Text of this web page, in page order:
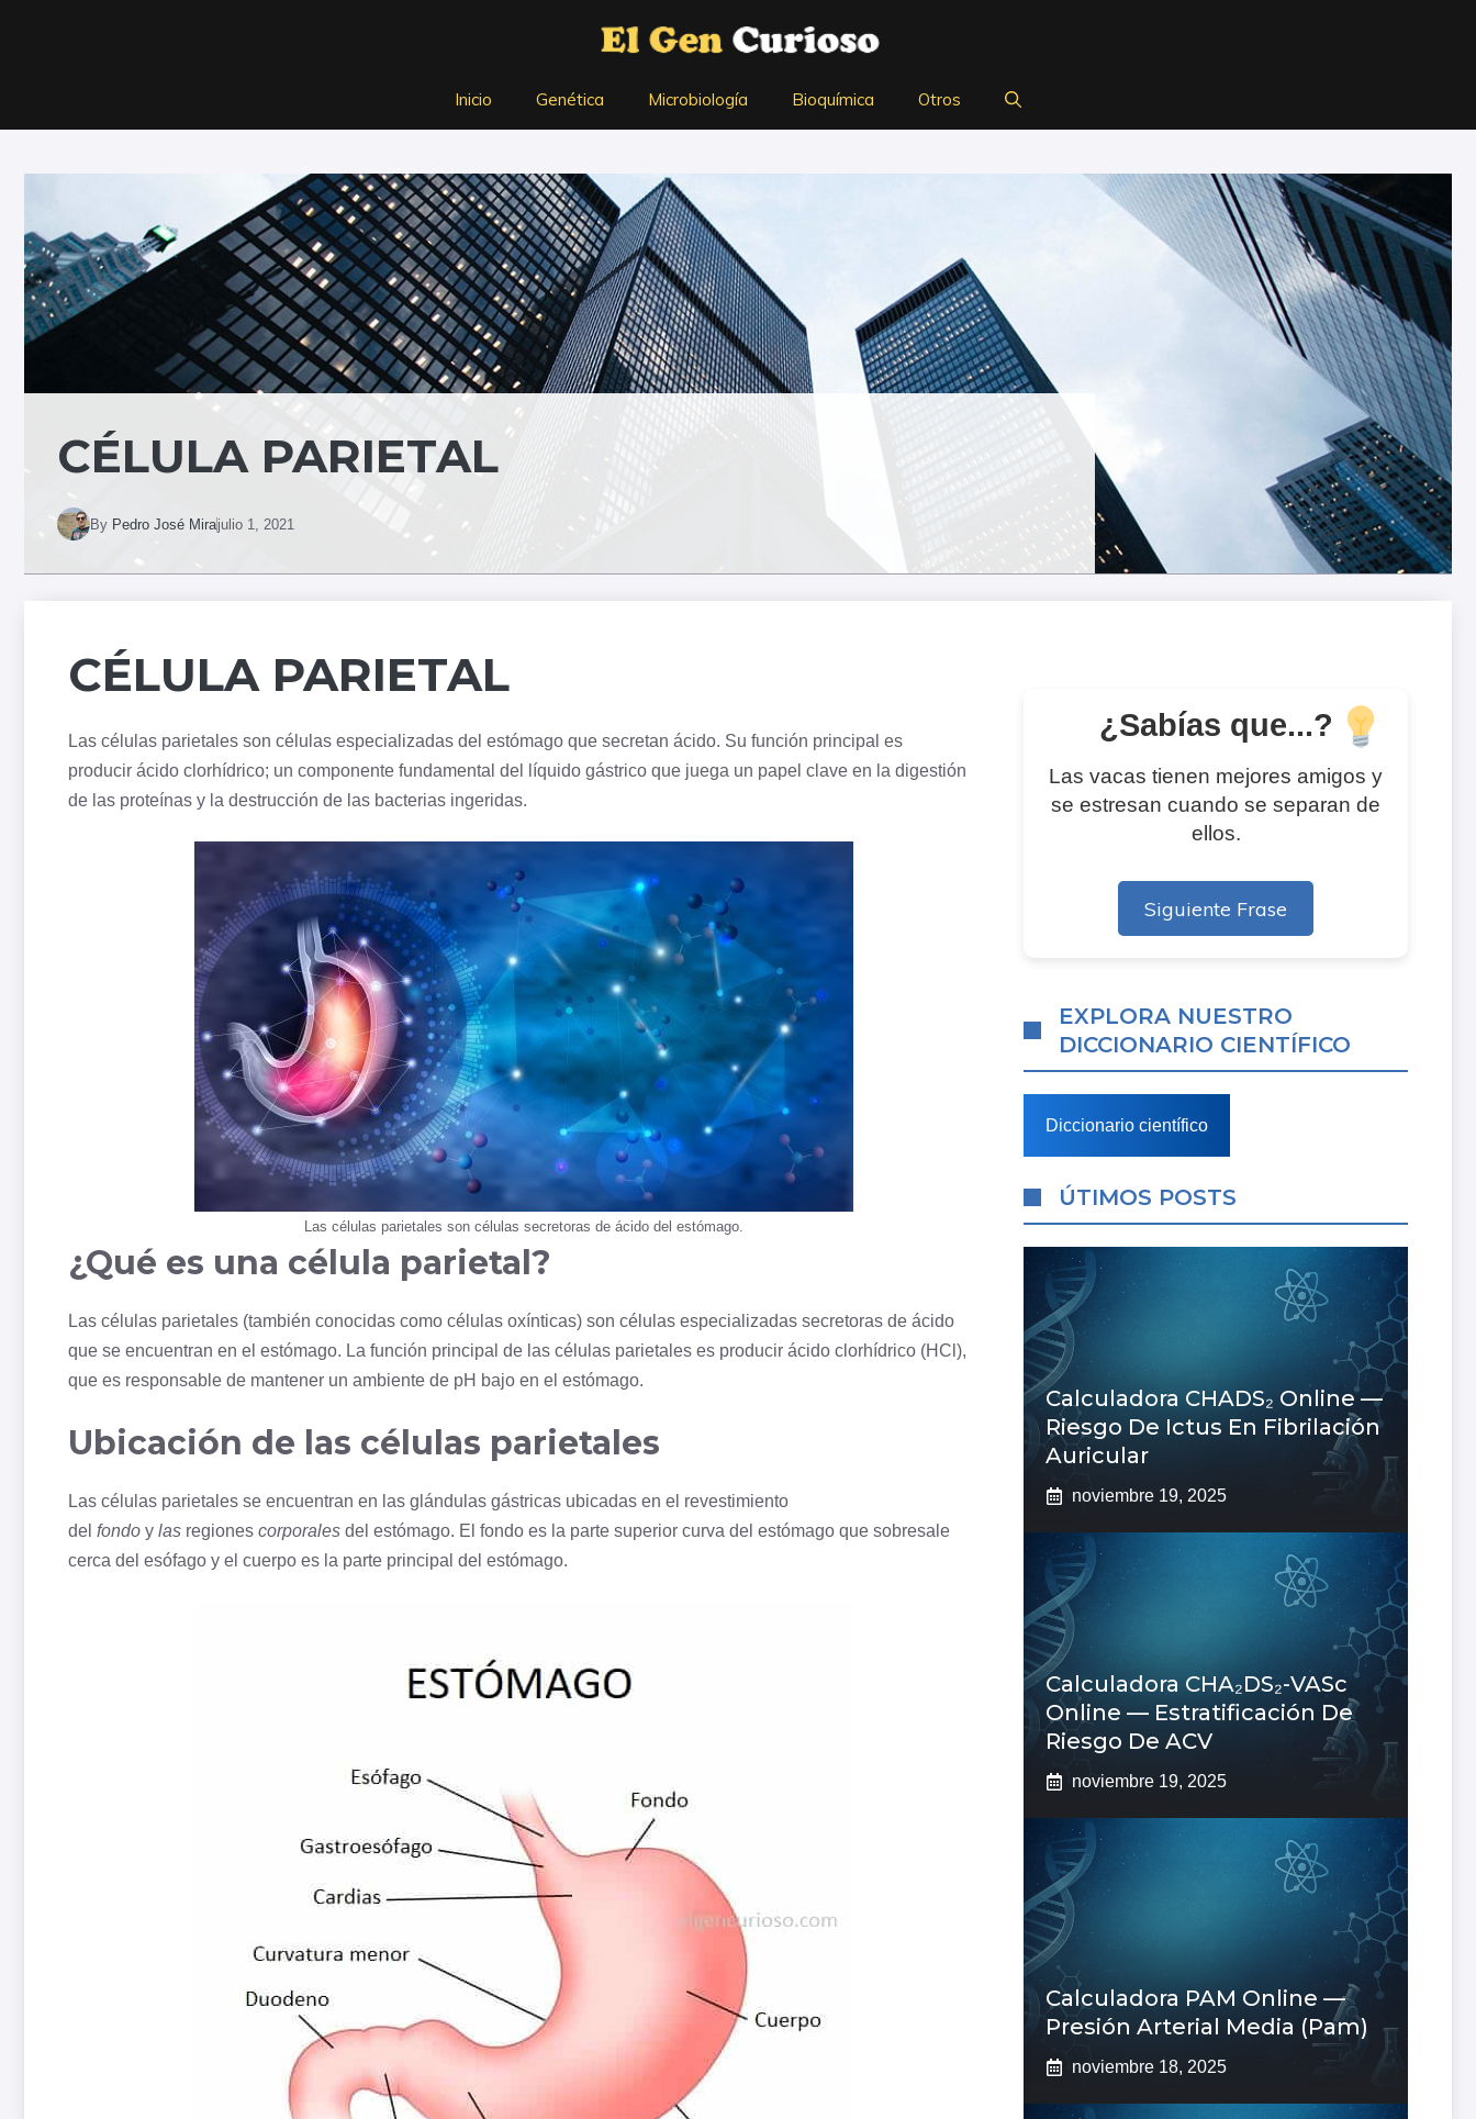
Inicio Genética Microbiología Bioquímica Otros
CÉLULA PARIETAL
By Pedro José Mirajulio 1, 2021
CÉLULA PARIETAL
Las células parietales son células especializadas del estómago que secretan ácido. Su función principal es
producir ácido clorhídrico; un componente fundamental del líquido gástrico que juega un papel clave en la digestión
de las proteínas y la destrucción de las bacterias ingeridas.
Las células parietales son células secretoras de ácido del estómago.
¿Qué es una célula parietal?
Las células parietales (también conocidas como células oxínticas) son células especializadas secretoras de ácido
que se encuentran en el estómago. La función principal de las células parietales es producir ácido clorhídrico (HCl),
que es responsable de mantener un ambiente de pH bajo en el estómago.
Ubicación de las células parietales
Las células parietales se encuentran en las glándulas gástricas ubicadas en el revestimiento
del fondo y las regiones corporales del estómago. El fondo es la parte superior curva del estómago que sobresale
cerca del esófago y el cuerpo es la parte principal del estómago.
¿Sabías que...?
Las vacas tienen mejores amigos y
se estresan cuando se separan de
ellos.
Siguiente Frase
EXPLORA NUESTRO
DICCIONARIO CIENTÍFICO
Diccionario científico
ÚTIMOS POSTS
Calculadora CHADS₂ Online —
Riesgo De Ictus En Fibrilación
Auricular
noviembre 19, 2025
Calculadora CHA₂DS₂-VASc
Online — Estratificación De
Riesgo De ACV
noviembre 19, 2025
Calculadora PAM Online —
Presión Arterial Media (pam)
noviembre 18, 2025